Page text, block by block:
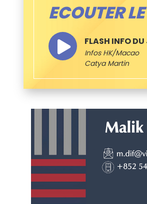
ECOUTER
FLASH INFO
Infos HK/Macao
Catya Martin